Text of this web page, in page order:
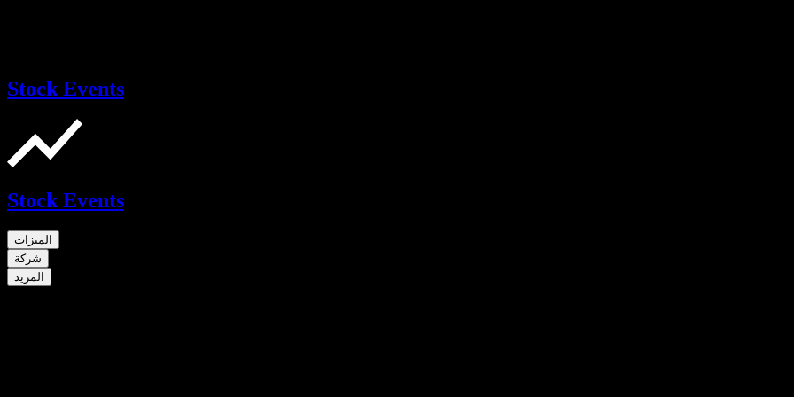
Stock Events
Stock Events
الميزات
شركة
المزيد